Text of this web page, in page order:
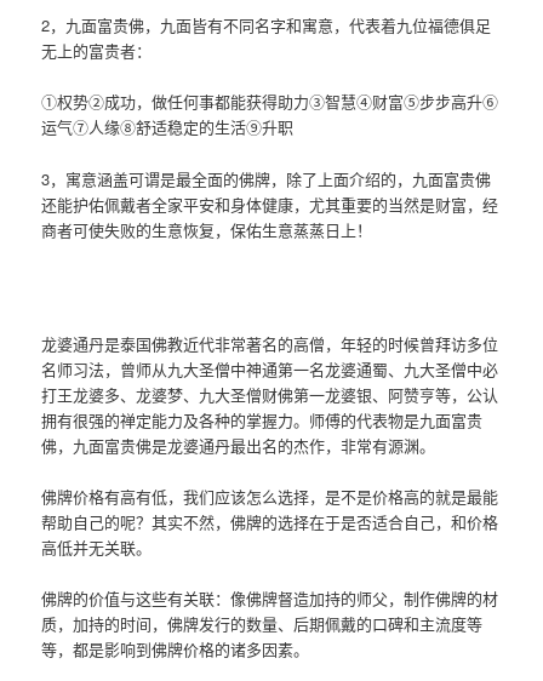
2，九面富贵佛，九面皆有不同名字和寓意，代表着九位福德俱足
无上的富贵者：
①权势②成功，做任何事都能获得助力③智慧④财富⑤步步高升⑥
运气⑦人缘⑧舒适稳定的生活⑨升职
3，寓意涵盖可谓是最全面的佛牌，除了上面介绍的，九面富贵佛
还能护佑佩戴者全家平安和身体健康，尤其重要的当然是财富，经
商者可使失败的生意恢复，保佑生意蒸蒸日上！
龙婆通丹是泰国佛教近代非常著名的高僧，年轻的时候曾拜访多位
名师习法，曾师从九大圣僧中神通第一名龙婆通蜀、九大圣僧中必
打王龙婆多、龙婆梦、九大圣僧财佛第一龙婆银、阿赞亨等，公认
拥有很强的禅定能力及各种的掌握力。师傅的代表物是九面富贵
佛，九面富贵佛是龙婆通丹最出名的杰作，非常有源渊。
佛牌价格有高有低，我们应该怎么选择，是不是价格高的就是最能
帮助自己的呢？其实不然，佛牌的选择在于是否适合自己，和价格
高低并无关联。
佛牌的价值与这些有关联：像佛牌督造加持的师父，制作佛牌的材
质，加持的时间，佛牌发行的数量、后期佩戴的口碑和主流度等
等，都是影响到佛牌价格的诸多因素。